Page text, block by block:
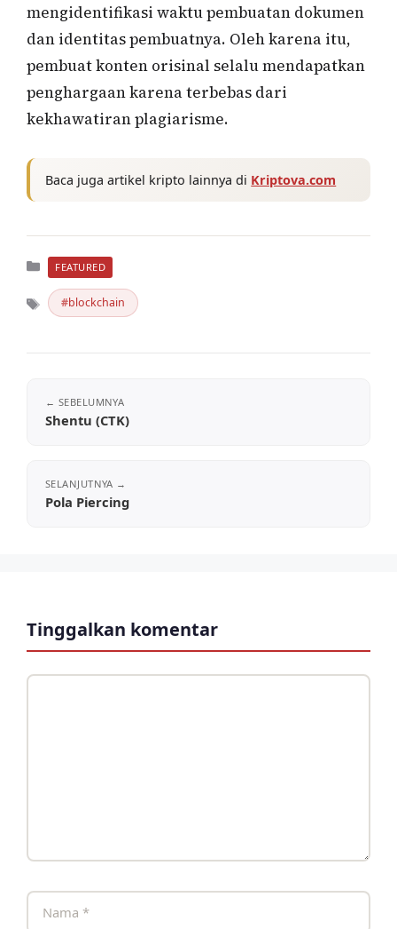
mengidentifikasi waktu pembuatan dokumen
dan identitas pembuatnya. Oleh karena itu,
pembuat konten orisinal selalu mendapatkan
penghargaan karena terbebas dari
kekhawatiran plagiarisme.
Baca juga artikel kripto lainnya di Kriptova.com
Kategori
FEATURED
Tag blockchain
Shentu (CTK)
Pola Piercing
Tinggalkan komentar
Komentar
Nama
Surel
Situs